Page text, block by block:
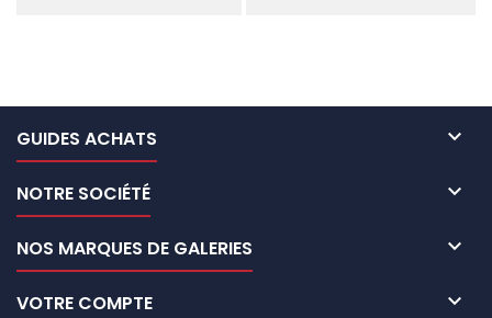
GUIDES ACHATS 
NOTRE SOCIÉTÉ 
NOS MARQUES DE GALERIES 
VOTRE COMPTE 